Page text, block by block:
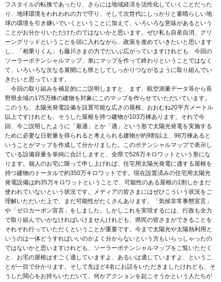
フスタイルの転換であったり、さらには地域経済を活性化していくことだった
り、地球環境をわれわれの力で守り、そして次世代にしっかりと素晴らしい地
球の環境を引き継いでいくということに加えて、いろいろな意味があるという
ことがお分かりいただけたのではないかと思います。ぜひ私も自産自消、グリ
ーングリッドということを頭に入れながら、政策を進めていきたいと思います
し、「相乗りくん」も藤川さまの力でだいぶ広がっていますけれども、今回の
ソーラーポテンシャルマップ、単にマップを作って終わりということではなく
て、いろいろな次なる展開にも県としてしっかりつながるように取り組んでい
きたいと思っています。
今回の取り組みを補足的にご説明しますと、まず、航空測量データ等から長
野県全域の175万棟の建物を対象にこのマップを作らせていただいています。
このうち、太陽光発電設備を設置可能な広さの屋根、おおむね20平方メートル
以上ですけれども、そうした屋根を持つ建物が103万棟あります。それで今
回、今ご説明したように「最適」とか「適」という形で太陽光発電を実施する
ために必要な日射量を得られると考えられる建物が約9割以上、98万棟あると
いうことがマップを作成して分かりました。このポテンシャルマップで表示し
ている設備容量を単純に合計しますと、全県で526万キロワットという形にな
ります。個人のお宅に限って申し上げれば、住宅用太陽光発電に適する屋根を
持つ建物のトータルで約350万キロワットです。現在設置済みの住宅用太陽光
発電設備は約35万キロワットということで、可能性のある屋根の1割しかまだ
使われていないという状況です。メディアの皆さまにはぜひこういう状況をご
理解いただいた上で、まだ可能性がたくさんあります。「気候非常事態宣言」
や「ゼロカーボン宣言」をしました。しかしこれを実現するには、行政も全力
で取り組んでいかなければいけませんけれども、県民の皆さまができることを
それぞれ行っていただくということが重要です。今まで太陽光や太陽熱利用と
いうのは一体どうすればいいのかよく分からないという方もいらっしゃったの
ではないかと思いますけれども、ソーラーポテンシャルマップをご覧いただく
と、お宅の屋根はすごく適していますよ、あるいは適していますよ、というこ
とが一目で分かります。そして先ほど4名にお話をいただきましたけれども、そ
うした関心をお持ちいただいて、何かアクションを起こそうかという人たちが